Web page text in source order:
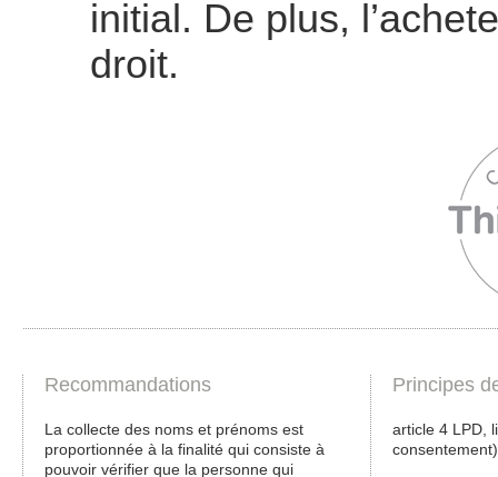
initial. De plus,
droit.
Recommandations
La collecte des noms et prénoms est
proportionnée à la finalité qui consiste à
pouvoir vérifier que la personne qui
Principes
article 4 LPD,